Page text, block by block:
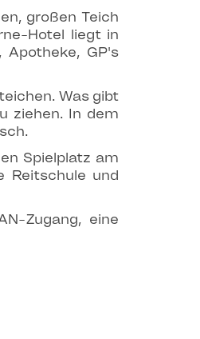
großen Teich
Hotel liegt in
GP's
Was gibt
ziehen. In dem
Spielplatz am
Reitschule und
Zugang, eine